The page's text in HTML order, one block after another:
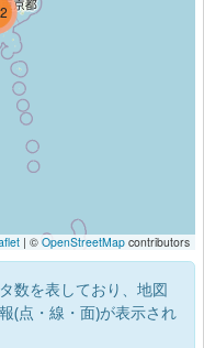
| © OpenStreetMap contributors
数を表しており、地図
(点・線・面)が表示され